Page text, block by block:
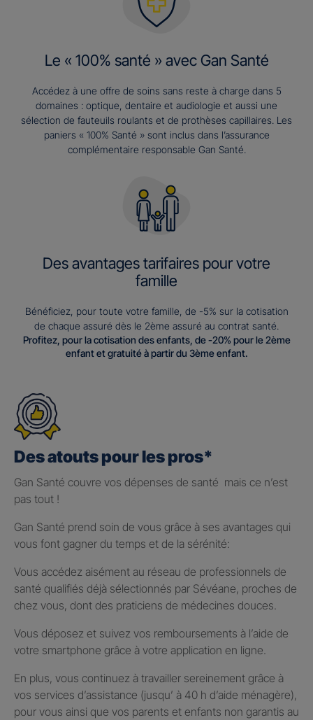
Le « 100% santé » avec Gan Santé
Accédez à une offre de soins sans reste à charge dans 5
domaines : optique, dentaire et audiologie et aussi une
sélection de fauteuils roulants et de prothèses capillaires. Les
paniers « 100% Santé » sont inclus dans l’assurance
complémentaire responsable Gan Santé.
Des avantages tarifaires pour votre
famille
Bénéficiez, pour toute votre famille, de -5% sur la cotisation
de chaque assuré dès le 2ème assuré au contrat santé.
Profitez, pour la cotisation des enfants, de -20% pour le 2ème
enfant et gratuité à partir du 3ème enfant.
Des atouts pour les pros*
Gan Santé couvre vos dépenses de santé mais ce n’est
pas tout !
Gan Santé prend soin de vous grâce à ses avantages qui
vous font gagner du temps et de la sérénité:
Vous accédez aisément au réseau de professionnels de
santé qualifiés déjà sélectionnés par Sévéane, proches de
chez vous, dont des praticiens de médecines douces.
Vous déposez et suivez vos remboursements à l’aide de
votre smartphone grâce à votre application en ligne.
En plus, vous continuez à travailler sereinement grâce à
vos services d’assistance (jusqu’ à 40 h d’aide ménagère),
pour vous ainsi que vos parents et enfants non garantis au